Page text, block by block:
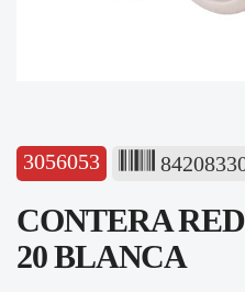
3056053
CONTERA
20 BLANCA